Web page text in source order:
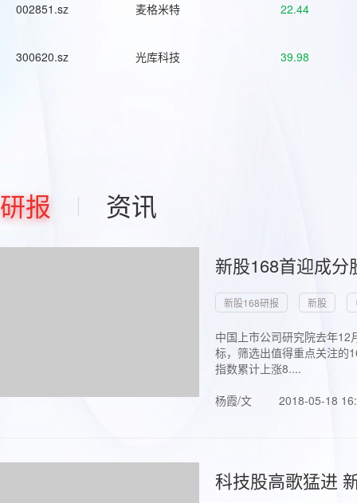
002851.sz 麦格米特 22.44
300620.sz 光库科技 39.98
研报 资讯
新股168首迎成
新股168研报 新股
中国上市公司研究院去年
标，筛选出值得重点关注的
指数累计上涨8....
杨霞/文
2018-05-18
科技股高歌猛进